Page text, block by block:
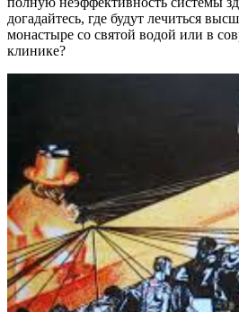
догадайтесь, где будут лечиться
монастыре со святой водой или в
клинике?